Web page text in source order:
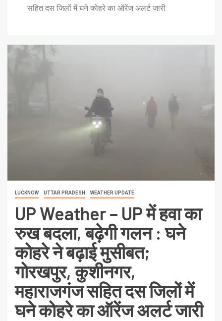
सहित दस जिलों में घने कोहरे का ऑरेंज अलर्ट जारी
LUCKNOW UTTAR PRADESH WEATHER UPDATE
UP Weather – UP में हवा का
रुख बदला, बढ़ेगी गलन : घने
कोहरे ने बढ़ाई मुसीबत;
गोरखपुर, कुशीनगर,
महाराजगंज सहित दस जिलों में
घने कोहरे का ऑरेंज अलर्ट जारी